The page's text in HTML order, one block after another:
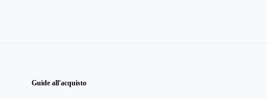
Guide all'acquisto